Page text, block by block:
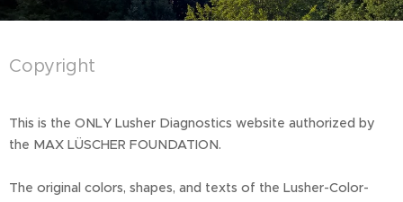
Copyright
This is the ONLY Lusher Diagnostics website authorized by
the MAX LÜSCHER FOUNDATION.
The original colors, shapes, and texts of the Lusher-Color-